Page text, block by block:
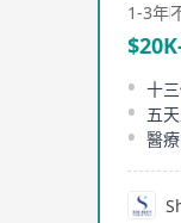
1-3年
十
五
醫